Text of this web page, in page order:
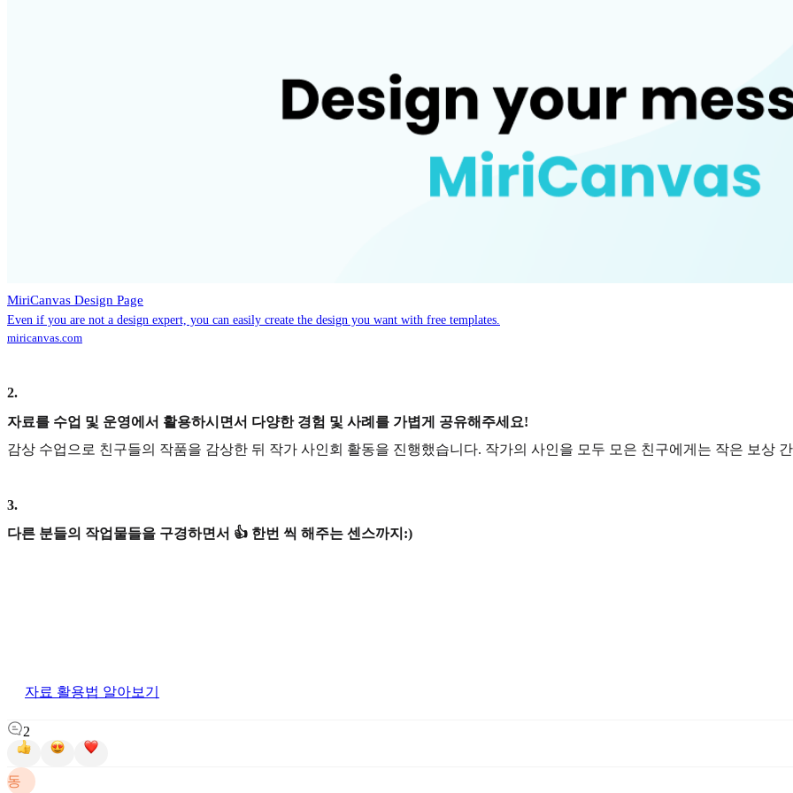
MiriCanvas Design Page
Even if you are not a design expert, you can easily create the design you want with free templates.
miricanvas.com
2.
자료를 수업 및 운영에서 활용하시면서 다양한 경험 및 사례를 가볍게 공유해주세요!
감상 수업으로 친구들의 작품을 감상한 뒤 작가 사인회 활동을 진행했습니다. 작가의 사인을 모두 모은 친구에게는 작은 보상
3.
다른 분들의 작업물들을 구경하면서 👍 한번 씩 해주는 센스까지:)
자료 활용법 알아보기
2
동